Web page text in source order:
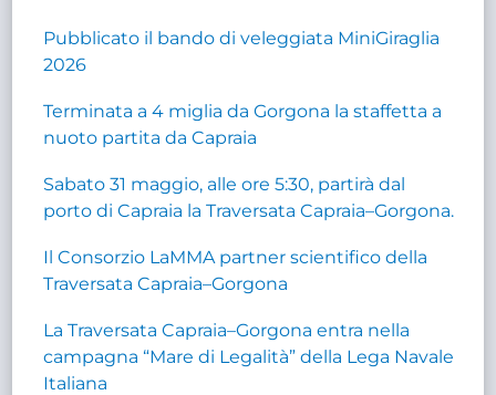
Pubblicato il bando di veleggiata MiniGiraglia
2026
Terminata a 4 miglia da Gorgona la staffetta a
nuoto partita da Capraia
Sabato 31 maggio, alle ore 5:30, partirà dal
porto di Capraia la Traversata Capraia–Gorgona.
Il Consorzio LaMMA partner scientifico della
Traversata Capraia–Gorgona
La Traversata Capraia–Gorgona entra nella
campagna “Mare di Legalità” della Lega Navale
Italiana